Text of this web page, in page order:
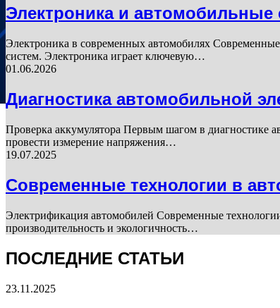
Электроника и автомобильные
Электроника в современных автомобилях
систем. Электроника играет ключевую…
01.06.2026
Диагностика автомобильной
Проверка аккумулятора Первым шагом в диагностике
провести измерение напряжения…
19.07.2025
Современные технологии в
Электрификация автомобилей Современные
производительность и экологичность…
ПОСЛЕДНИЕ СТАТЬИ
23.11.2025